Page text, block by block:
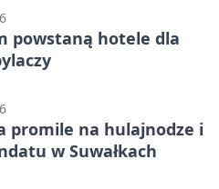
powstaną hotele dla
promile na hulajnodze i
w Suwałkach